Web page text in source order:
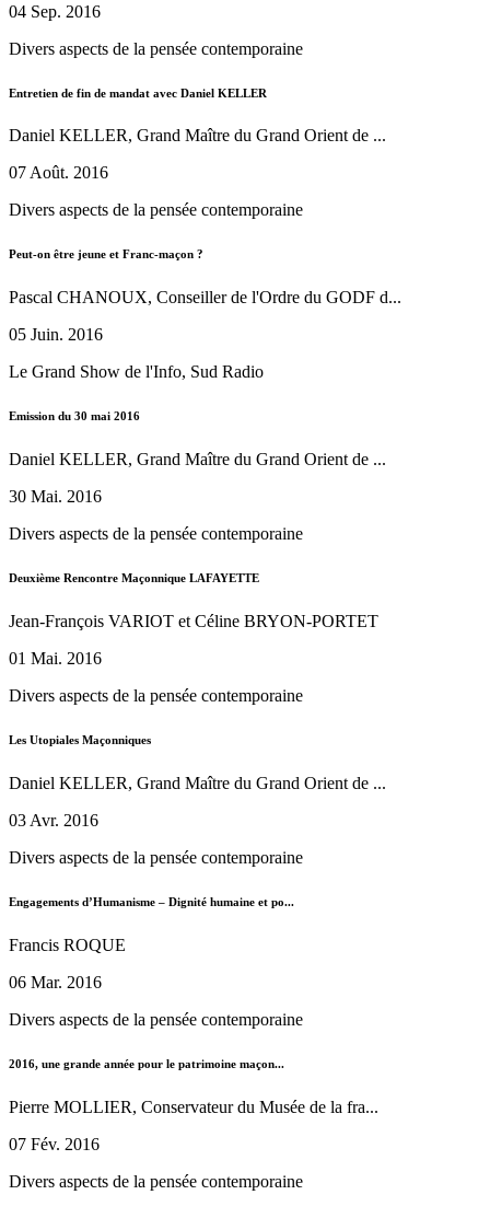
04 Sep. 2016
Divers aspects de la pensée contemporaine
Entretien de fin de mandat avec Daniel KELLER
Daniel KELLER, Grand Maître du Grand Orient de ...
07 Août. 2016
Divers aspects de la pensée contemporaine
Peut-on être jeune et Franc-maçon ?
Pascal CHANOUX, Conseiller de l'Ordre du GODF d...
05 Juin. 2016
Le Grand Show de l'Info, Sud Radio
Emission du 30 mai 2016
Daniel KELLER, Grand Maître du Grand Orient de ...
30 Mai. 2016
Divers aspects de la pensée contemporaine
Deuxième Rencontre Maçonnique LAFAYETTE
Jean-François VARIOT et Céline BRYON-PORTET
01 Mai. 2016
Divers aspects de la pensée contemporaine
Les Utopiales Maçonniques
Daniel KELLER, Grand Maître du Grand Orient de ...
03 Avr. 2016
Divers aspects de la pensée contemporaine
Engagements d’Humanisme – Dignité humaine et po...
Francis ROQUE
06 Mar. 2016
Divers aspects de la pensée contemporaine
2016, une grande année pour le patrimoine maçon...
Pierre MOLLIER, Conservateur du Musée de la fra...
07 Fév. 2016
Divers aspects de la pensée contemporaine